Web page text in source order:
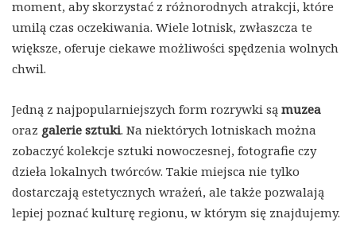
moment, aby skorzystać z różnorodnych atrakcji, które
umilą czas oczekiwania. Wiele lotnisk, zwłaszcza te
większe, oferuje ciekawe możliwości spędzenia wolnych
chwil.
Jedną z najpopularniejszych form rozrywki są muzea
oraz galerie sztuki. Na niektórych lotniskach można
zobaczyć kolekcje sztuki nowoczesnej, fotografie czy
dzieła lokalnych twórców. Takie miejsca nie tylko
dostarczają estetycznych wrażeń, ale także pozwalają
lepiej poznać kulturę regionu, w którym się znajdujemy.